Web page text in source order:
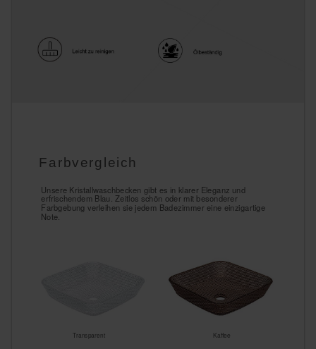
Farbvergleich
Transparent Kaffee
Unsere Kristallwaschbecken gibt es in klarer Eleganz und
erfrischendem Blau. Zeitlos schön oder mit besonderer
Farbgebung verleihen sie jedem Badezimmer eine einzigartige
Note.